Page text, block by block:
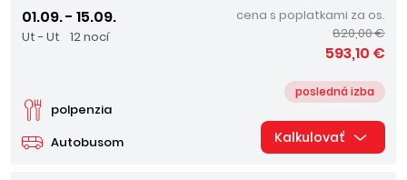
01.09. - 15.09.
Ut - Ut 12 nocí
Autobusom
polpenzia
posledná izba
cena s poplatkami za os.
820,00 €
593,10 €
Kalkulovať